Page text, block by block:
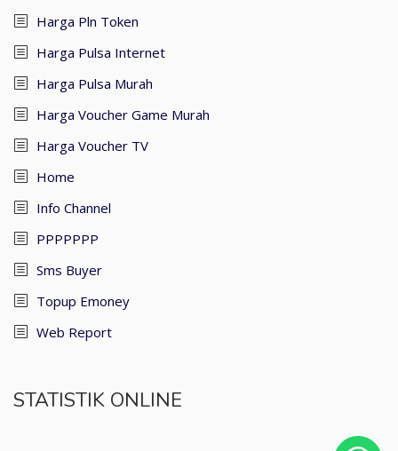
Harga Pln Token
Harga Pulsa Internet
Harga Pulsa Murah
Harga Voucher Game Murah
Harga Voucher TV
Home
Info Channel
PPPPPPP
Sms Buyer
Topup Emoney
Web Report
STATISTIK ONLINE